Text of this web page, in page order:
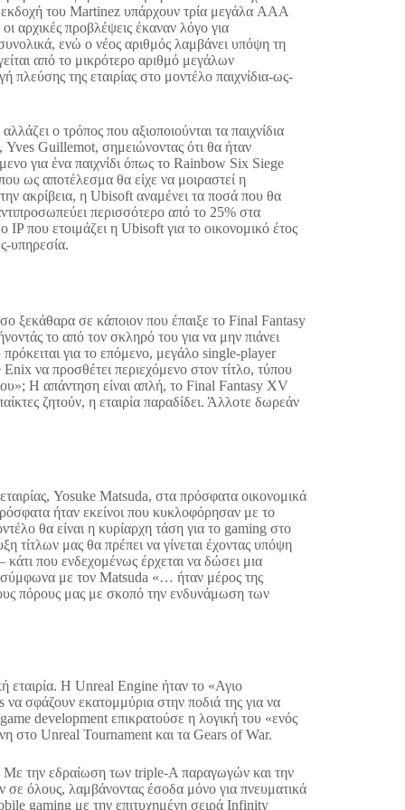
του Martinez υπάρχουν τρία μεγάλα AAA
αρχικές προβλέψεις έκαναν λόγο για
ενώ ο νέος αριθμός λαμβάνει υπόψη τη
από το μικρότερο αριθμό μεγάλων
της εταιρίας στο μοντέλο παιχνίδια-ως-
ο τρόπος που αξιοποιούνται τα παιχνίδια
Yves Guillemot, σημειώνοντας ότι θα ήταν
για ένα παιχνίδι όπως το Rainbow Six Siege
ως αποτέλεσμα θα είχε να μοιραστεί η
ακρίβεια, η Ubisoft αναμένει τα ποσά που θα
περισσότερο από το 25% στα
που ετοιμάζει η Ubisoft για το οικονομικό έτος
υπηρεσία.
ξεκάθαρα σε κάποιον που έπαιξε το Final Fantasy
το από τον σκληρό του για να μην πιάνει
για το επόμενο, μεγάλο single-player
να προσθέτει περιεχόμενο στον τίτλο, τύπου
Η απάντηση είναι απλή, το Final Fantasy XV
ζητούν, η εταιρία παραδίδει. Άλλοτε δωρεάν
Yosuke Matsuda, στα πρόσφατα οικονομικά
ήταν εκείνοι που κυκλοφόρησαν με το
θα είναι η κυρίαρχη τάση για το gaming στο
μας θα πρέπει να γίνεται έχοντας υπόψη
που ενδεχομένως έρχεται να δώσει μια
με τον Matsuda «… ήταν μέρος της
πόρους μας με σκοπό την ενδυνάμωση των
εταιρία. H Unreal Engine ήταν το «Αγιο
σφάζουν εκατομμύρια στην ποδιά της για να
development επικρατούσε η λογική του «ενός
στο Unreal Tournament και τα Gears of War.
Με την εδραίωση των triple-A παραγωγών και την
όλους, λαμβάνοντας έσοδα μόνο για πνευματικά
gaming με την επιτυχημένη σειρά Infinity